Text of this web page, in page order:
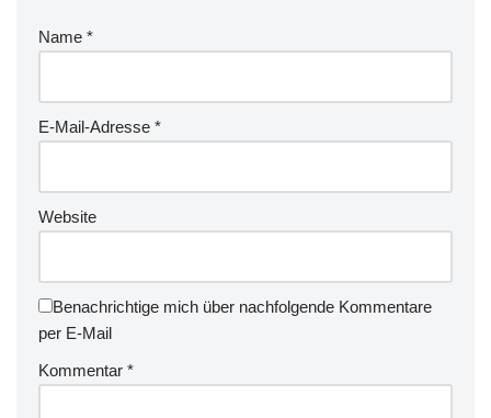
Name *
E-Mail-Adresse *
Website
Benachrichtige mich über nachfolgende Kommentare
per E-Mail
Kommentar *